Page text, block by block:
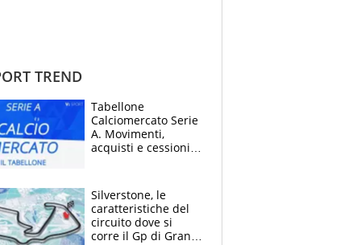
TREND
Tabellone
Calciomercato Serie
A. Movimenti,
acquisti e cessioni:
Silverstone, le
caratteristiche del
circuito dove si
corre il Gp di Gran